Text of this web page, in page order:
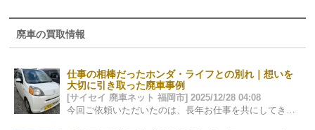
廃車の買取情報
仕事の相棒だったホンダ・ライフとの別れ｜想いを
大切に引き取った廃車事例
[サイセイ 廃車ネット 福岡市] 2025/12/28 04:08
今回ご依頼いただいたのは、長年お仕事を共にしてきた ホンダ・ライフの廃車のご相談でした。 軽自動車という枠を超え、 この一台は、…